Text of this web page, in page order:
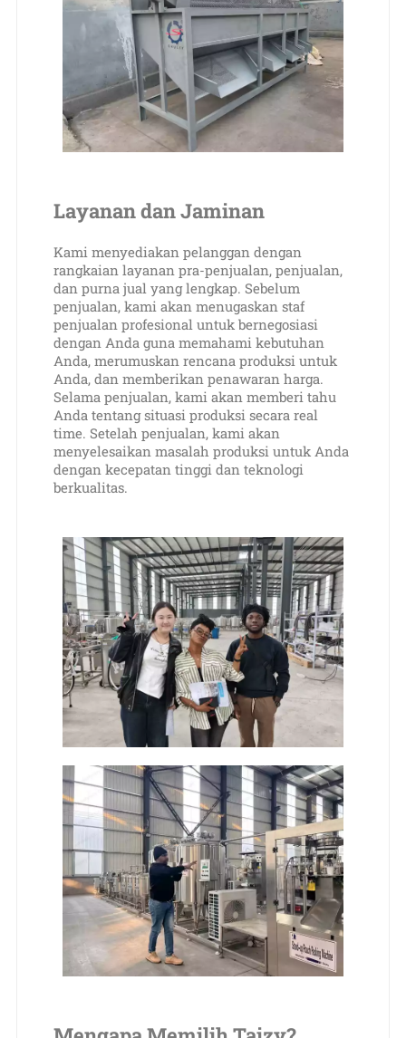
Layanan dan Jaminan
Kami menyediakan pelanggan dengan
rangkaian layanan pra-penjualan, penjualan,
dan purna jual yang lengkap. Sebelum
penjualan, kami akan menugaskan staf
penjualan profesional untuk bernegosiasi
dengan Anda guna memahami kebutuhan
Anda, merumuskan rencana produksi untuk
Anda, dan memberikan penawaran harga.
Selama penjualan, kami akan memberi tahu
Anda tentang situasi produksi secara real
time. Setelah penjualan, kami akan
menyelesaikan masalah produksi untuk Anda
dengan kecepatan tinggi dan teknologi
berkualitas.